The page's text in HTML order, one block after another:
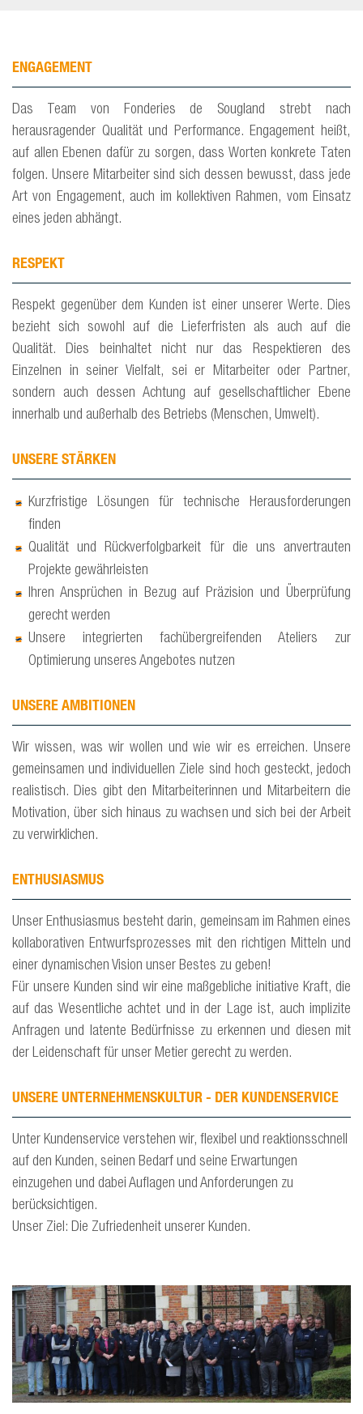
ENGAGEMENT
Das Team von Fonderies de Sougland strebt nach
herausragender Qualität und Performance. Engagement heißt,
auf allen Ebenen dafür zu sorgen, dass Worten konkrete Taten
folgen. Unsere Mitarbeiter sind sich dessen bewusst, dass jede
Art von Engagement, auch im kollektiven Rahmen, vom Einsatz
eines jeden abhängt.
RESPEKT
Respekt gegenüber dem Kunden ist einer unserer Werte. Dies
bezieht sich sowohl auf die Lieferfristen als auch auf die
Qualität. Dies beinhaltet nicht nur das Respektieren des
Einzelnen in seiner Vielfalt, sei er Mitarbeiter oder Partner,
sondern auch dessen Achtung auf gesellschaftlicher Ebene
innerhalb und außerhalb des Betriebs (Menschen, Umwelt).
UNSERE STÄRKEN
Kurzfristige Lösungen für technische Herausforderungen
finden
Qualität und Rückverfolgbarkeit für die uns anvertrauten
Projekte gewährleisten
Ihren Ansprüchen in Bezug auf Präzision und Überprüfung
gerecht werden
Unsere integrierten fachübergreifenden Ateliers zur
Optimierung unseres Angebotes nutzen
UNSERE AMBITIONEN
Wir wissen, was wir wollen und wie wir es erreichen. Unsere
gemeinsamen und individuellen Ziele sind hoch gesteckt, jedoch
realistisch. Dies gibt den Mitarbeiterinnen und Mitarbeitern die
Motivation, über sich hinaus zu wachsen und sich bei der Arbeit
zu verwirklichen.
ENTHUSIASMUS
Unser Enthusiasmus besteht darin, gemeinsam im Rahmen eines
kollaborativen Entwurfsprozesses mit den richtigen Mitteln und
einer dynamischen Vision unser Bestes zu geben!
Für unsere Kunden sind wir eine maßgebliche initiative Kraft, die
auf das Wesentliche achtet und in der Lage ist, auch implizite
Anfragen und latente Bedürfnisse zu erkennen und diesen mit
der Leidenschaft für unser Metier gerecht zu werden.
UNSERE UNTERNEHMENSKULTUR - DER KUNDENSERVICE
Unter Kundenservice verstehen wir, flexibel und reaktionsschnell
auf den Kunden, seinen Bedarf und seine Erwartungen
einzugehen und dabei Auflagen und Anforderungen zu
berücksichtigen.
Unser Ziel: Die Zufriedenheit unserer Kunden.